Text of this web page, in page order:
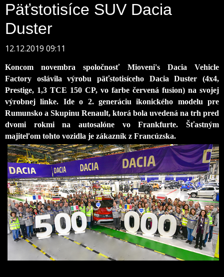
Päťstotisíce SUV Dacia
Duster
12.12.2019 09:11
Koncom novembra spoločnosť Mioveni's Dacia Vehicle
Factory oslávila výrobu päťstotisíceho Dacia Duster (4x4,
Prestige, 1,3 TCE 150 CP, vo farbe červená fusion) na svojej
výrobnej linke. Ide o 2. generáciu ikonického modelu pre
Rumunsko a Skupinu Renault, ktorá bola uvedená na trh pred
dvomi rokmi na autosalóne vo Frankfurte. Šťastným
majiteľom tohto vozidla je zákazník z Francúzska.